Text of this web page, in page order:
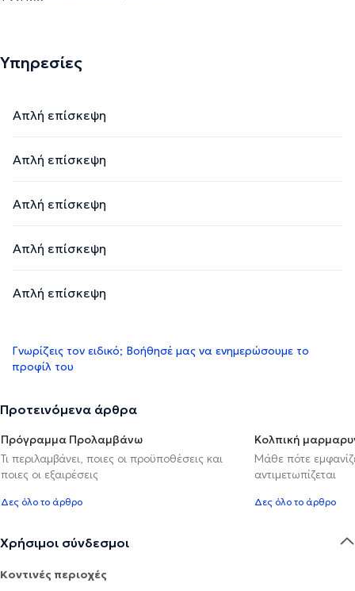
Υπηρεσίες
Απλή επίσκεψη
Απλή επίσκεψη
Απλή επίσκεψη
Απλή επίσκεψη
Απλή επίσκεψη
Γνωρίζεις τον ειδικό; Βοήθησέ μας να ενημερώσουμε το
προφίλ του
Προτεινόμενα άρθρα
Πρόγραμμα Προλαμβάνω
Τι περιλαμβάνει, ποιες οι προϋποθέσεις και
ποιες οι εξαιρέσεις
Δες όλο το άρθρο
Κολπική
Μάθε πότε
αντιμετωπίζεται
Δες όλο το άρθρο
Χρήσιμοι σύνδεσμοι
Κοντινές περιοχές